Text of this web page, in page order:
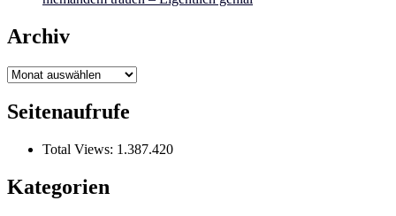
Archiv
Archiv
Seitenaufrufe
Total Views: 1.387.420
Kategorien